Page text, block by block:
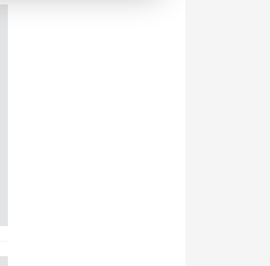
toplumu hizmetlerinin sunulması
Metnimizi okumak ve sitemizde ilgili